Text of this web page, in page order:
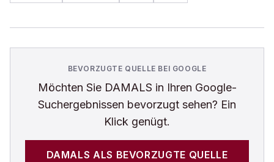
BEVORZUGTE QUELLE BEI GOOGLE
Möchten Sie DAMALS in Ihren Google-
Suchergebnissen bevorzugt sehen? Ein
Klick genügt.
DAMALS ALS BEVORZUGTE QUELLE